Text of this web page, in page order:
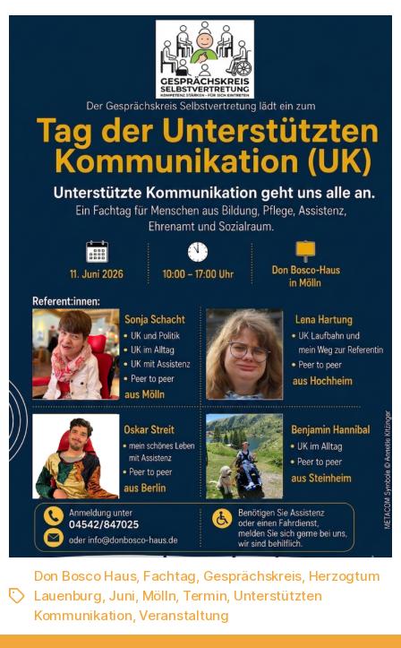
Schlagwörter
Don Bosco Haus, Fachtag, Gesprächskreis, Herzogtum
Lauenburg, Juni, Mölln, Termin, Unterstützten
Kommunikation,Veranstaltung